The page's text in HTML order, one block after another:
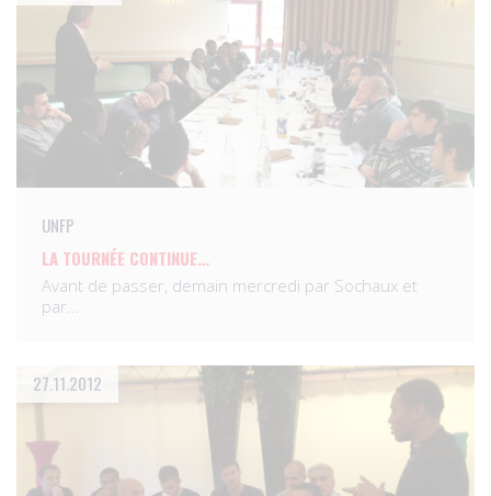
UNFP
LA TOURNÉE CONTINUE…
Avant de passer, demain mercredi par Sochaux et
par…
27.11.2012